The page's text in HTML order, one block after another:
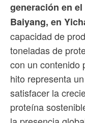
generación en
Baiyang, en
capacidad de
toneladas de
con un contenido
hito representa
satisfacer la
proteína